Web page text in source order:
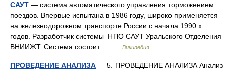
САУТ — система автоматического управления торможением
поездов. Впервые испытана в 1986 году, широко применяется
на железнодорожном транспорте России с начала 1990 х
годов. Разработчик системы НПО САУТ Уральского Отделения
ВНИИЖТ. Система состоит… …
Википедия
ПРОВЕДЕНИЕ АНАЛИЗА — 5. ПРОВЕДЕНИЕ АНАЛИЗА Анализ